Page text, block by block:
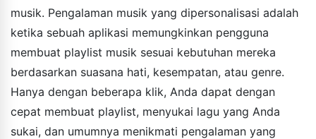
musik. Pengalaman musik yang dipersonalisasi adalah
ketika sebuah aplikasi memungkinkan pengguna
membuat playlist musik sesuai kebutuhan mereka
berdasarkan suasana hati, kesempatan, atau genre.
Hanya dengan beberapa klik, Anda dapat dengan
cepat membuat playlist, menyukai lagu yang Anda
sukai, dan umumnya menikmati pengalaman yang